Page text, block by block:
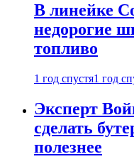
В линейке
недорогие
топливо
1 год спустя1 год
Эксперт
сделать
полезнее